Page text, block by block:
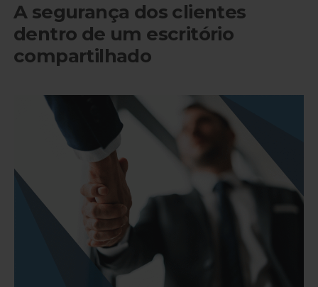
A segurança dos clientes
dentro de um escritório
compartilhado